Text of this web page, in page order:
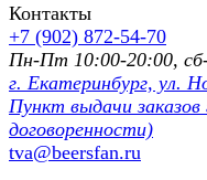
Контакты
+7 (902) 872-54-70
Пн-Пт 10:00-20:00, сб-
г. Екатеринбург, ул.
Пункт выдачи
договоренности)
tva@beersfan.ru